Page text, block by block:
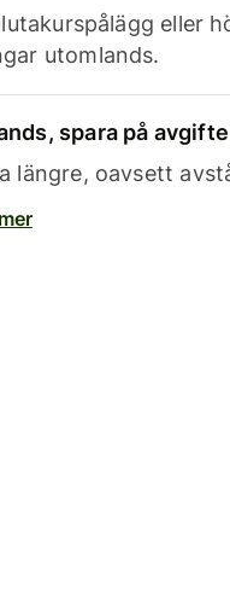
eller
utomlands.
spara på
längre, oavsett